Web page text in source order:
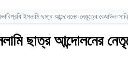
ইসলামি ছাত্র আন্দোলনের নেতৃত্বে রেজাউল-
ছাত্র আন্দোলনের